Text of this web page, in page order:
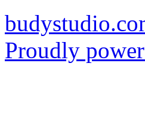
Proudly